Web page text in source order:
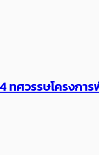
ทศวรรษโครงก